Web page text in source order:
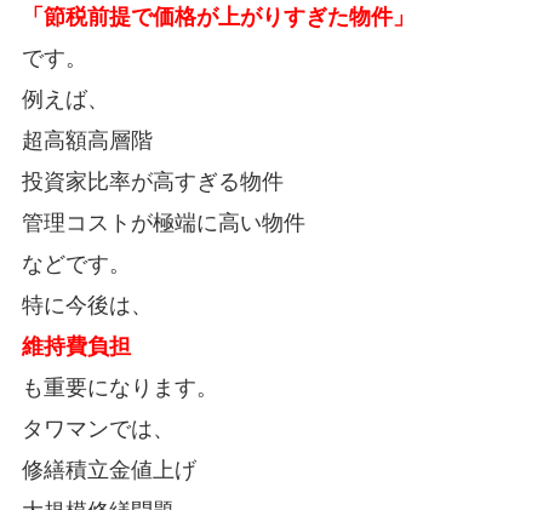
「節税前提で価格が上がりすぎた物件」
です。
例えば、
超高額高層階
投資家比率が高すぎる物件
管理コストが極端に高い物件
などです。
特に今後は、
維持費負担
も重要になります。
タワマンでは、
修繕積立金値上げ